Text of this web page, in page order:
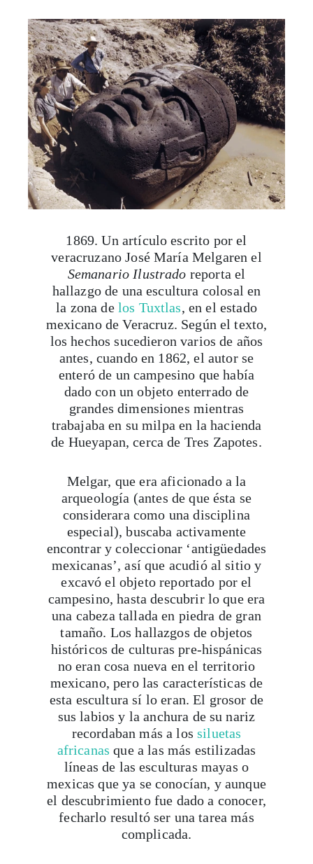
1869. Un artículo escrito por el
Semanario Ilustradoreporta el
hallazgo de una escultura colosal en
la zona delos Tuxtlas, en el estado
mexicano de Veracruz. Según el texto,
los hechos sucedieron varios de años
antes, cuando en 1862, el autor se
enteró de un campesino que había
dado con un objeto enterrado de
grandes dimensiones mientras
trabajaba en su milpa en la hacienda
de Hueyapan, cerca de Tres Zapotes.
Melgar, que era aficionado a la
considerara como una disciplina
especial),buscaba activamente
encontrar y coleccionar ‘antigüedades
mexicanas’, así que acudió al sitio y
excavó el objeto reportado por el
campesino, hasta descubrir lo que era
una cabeza tallada en piedra de gran
tamaño. Los hallazgos de objetos
históricos de culturas pre-hispánicas
no eran cosa nueva en el territorio
mexicano, pero las características de
esta escultura sí lo eran. El grosor de
sus labios y la anchura de su nariz
recordaban más a lossiluetas
africanasque a las más estilizadas
líneas de las esculturas mayas o
mexicas que ya se conocían, y aunque
el descubrimiento fue dado a conocer,
fecharlo resultó ser una tarea más
complicada.
La corazonada de Matthew